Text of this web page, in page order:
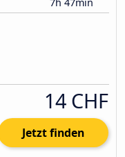
14 CHF
Jetzt finden